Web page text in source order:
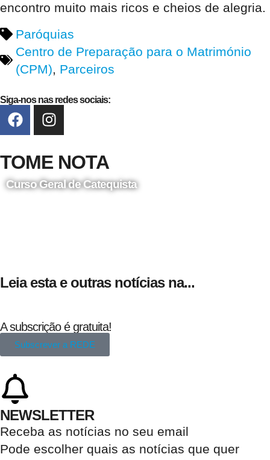
encontro muito mais ricos e cheios de alegria.
Paróquias
Centro de Preparação para o Matrimónio
(CPM), Parceiros
Siga-nos nas redes sociais:
TOME NOTA
Curso Geral de Catequista
Leia esta e outras notícias na...
A subscrição é gratuita!
Subscrever a REDE
NEWSLETTER
Receba as notícias no seu email​
Pode escolher quais as notícias que quer